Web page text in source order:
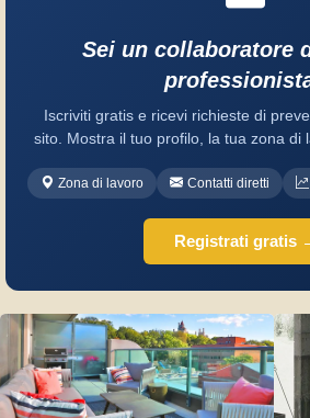
Sei un collaboratore
Iscriviti gratis e ricevi richieste di
sito. Mostra il tuo profilo, la tua zona di
Zona di lavoro Contatti diretti
Registrati gratis